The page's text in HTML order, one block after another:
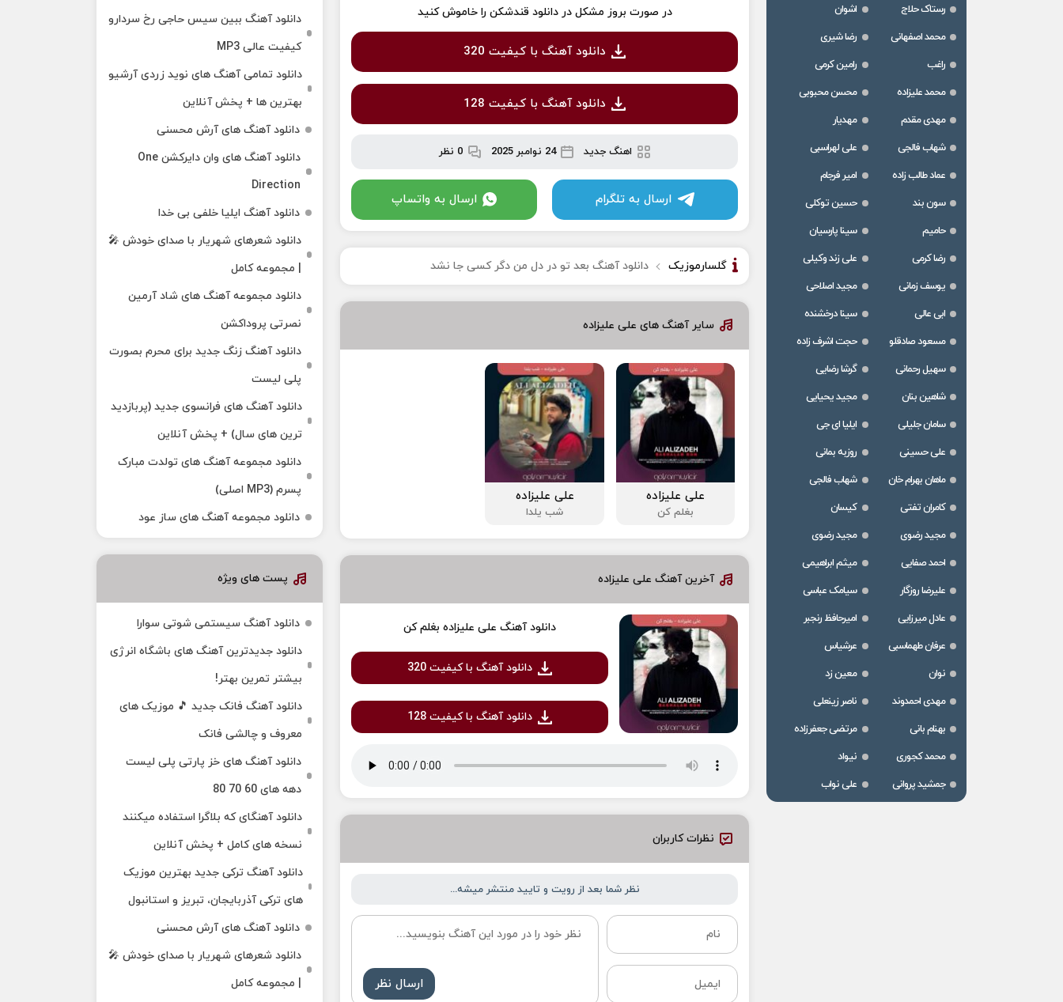
در صورت بروز مشکل در دانلود قندشکن را خاموش کنید
دانلود آهنگ با کیفیت 320
دانلود آهنگ با کیفیت 128
اهنگ جدید 24 نوامبر 2025 0 نظر
ارسال به تلگرام ارسال به واتساپ
گلسارموزیک دانلود آهنگ بعد تو در دل من دگر کسی جا نشد
سایر آهنگ های علی علیزاده
علی علیزاده
بغلم کن
علی علیزاده
شب یلدا
آخرین آهنگ علی علیزاده
دانلود آهنگ علی علیزاده بغلم کن
دانلود آهنگ با کیفیت 320
دانلود آهنگ با کیفیت 128
نظرات کاربران
نظر شما بعد از رویت و تایید منتشر میشه...
ارسال نظر
رستاک حلاج
اشوان
محمد اصفهانی
رضا شیری
راغب
رامین کرمی
محمد علیزاده
محسن محبوبی
مهدی مقدم
مهدیار
شهاب فالجی
علی لهراسبی
عماد طالب زاده
امیر فرجام
سون بند
حسین توکلی
حامیم
سینا پارسیان
رضا کرمی
علی زند وکیلی
یوسف زمانی
مجید اصلاحی
ابی عالی
سینا درخشنده
مسعود صادقلو
حجت اشرف زاده
سهیل رحمانی
گرشا رضایی
شاهین بنان
مجید یحیایی
سامان جلیلی
ایلیا ای جی
علی حسینی
روزبه بمانی
ماهان بهرام خان
شهاب فالجی
کامران تفتی
کیسان
مجید رضوی
مجید رضوی
احمد صفایی
میثم ابراهیمی
علیرضا روزگار
سیامک عباسی
عادل میرزایی
امیرحافظ رنجبر
عرفان طهماسبی
عرشیاس
نوان
معین زد
مهدی احمدوند
ناصر زینعلی
بهنام بانی
مرتضی جعفرزاده
محمد کجوری
نیواد
جمشید پروانی
علی نواب
دانلود آهنگ ببین سیس حاجی رخ سردارو
کیفیت عالی MP3
دانلود تمامی آهنگ های نوید زردی آرشیو
بهترین ها + پخش آنلاین
دانلود آهنگ های آرش محسنی
دانلود آهنگ های وان دایرکشن One
Direction
دانلود آهنگ ایلیا خلفی بی خدا
دانلود شعرهای شهریار با صدای خودش 🎤
| مجموعه کامل
دانلود مجموعه آهنگ های شاد آرمین
نصرتی پروداکشن
دانلود آهنگ زنگ جدید برای محرم بصورت
پلی لیست
دانلود آهنگ های فرانسوی جدید (پربازدید
ترین های سال) + پخش آنلاین
دانلود مجموعه آهنگ های تولدت مبارک
پسرم (MP3 اصلی)
دانلود مجموعه آهنگ های ساز عود
پست های ویژه
دانلود آهنگ سیستمی شوتی سوارا
دانلود جدیدترین آهنگ‌ های باشگاه انرژی
بیشتر تمرین بهتر!
دانلود آهنگ فانک جدید 🎵 موزیک‌ های
معروف و چالشی فانک
دانلود آهنگ های خز پارتی پلی لیست
دهه های 60 70 80
دانلود آهنگای که بلاگرا استفاده میکنند
نسخه های کامل + پخش آنلاین
دانلود آهنگ ترکی جدید بهترین موزیک‌
های ترکی آذربایجان، تبریز و استانبول
دانلود آهنگ های آرش محسنی
دانلود شعرهای شهریار با صدای خودش 🎤
| مجموعه کامل